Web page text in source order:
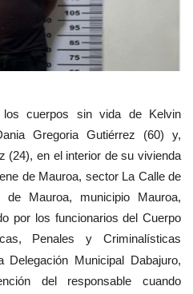
cuerpos sin vida de Kelvin
Gregoria Gutiérrez (60) y,
(24), en el interior de su vivienda
de Mauroa, sector La Calle de
Mauroa, municipio Mauroa,
por los funcionarios del Cuerpo
Penales y Criminalísticas
Municipal Dabajuro,
del responsable cuando